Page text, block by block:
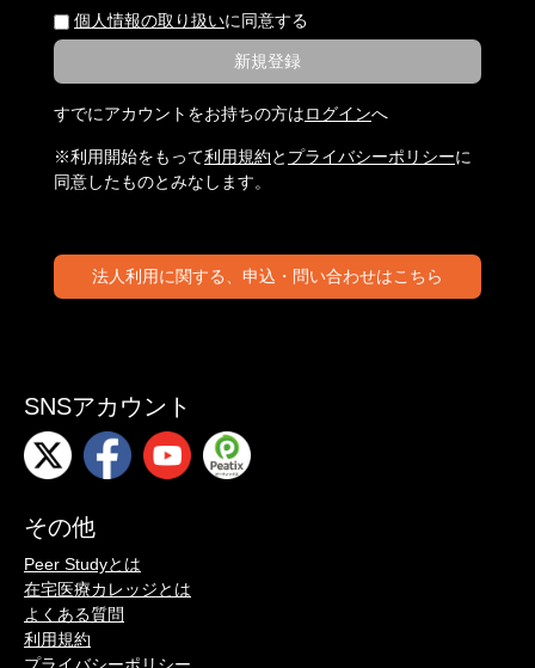
個人情報の取り扱いに同意する
新規登録
すでにアカウントをお持ちの方はログインへ
※利用開始をもって利用規約と プライバシーポリシーに
同意したものとみなします。
法人利用に関する、申込・問い合わせはこちら
SNSアカウント
その他
Peer Studyとは
在宅医療カレッジとは
よくある質問
利用規約